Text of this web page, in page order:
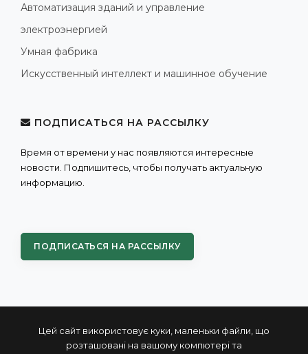
Цей сайт використовує куки, маленьки файли, що
розташовані на вашому компютері та
Автоматизация зданий и управление
электроэнергией
Умная фабрика
Искусственный интеллект и машинное обучение
ПОДПИСАТЬСЯ НА РАССЫЛКУ
Время от времени у нас появляются интересные
новости. Подпишитесь, чтобы получать актуальную
информацию.
ПОДПИСАТЬСЯ НА РАССЫЛКУ